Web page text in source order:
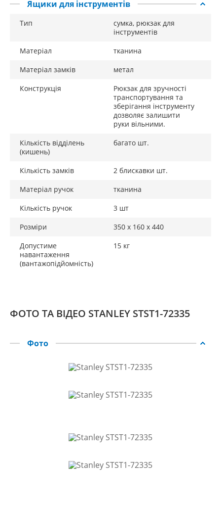
Ящики для інструментів
Тип
сумка, рюкзак для
інструментів
Матеріал
тканина
Матеріал замків
метал
Конструкція
Рюкзак для зручності
транспортування та
зберігання інструменту
дозволяє залишити
руки вільними.
Кількість відділень
(кишень)
багато шт.
Кількість замків
2 блискавки шт.
Матеріал ручок
тканина
Кількість ручок
3 шт
Розміри
350 x 160 x 440
Допустиме
навантаження
(вантажопідйомність)
15 кг
ФОТО ТА ВІДЕО STANLEY STST1-72335
Фото